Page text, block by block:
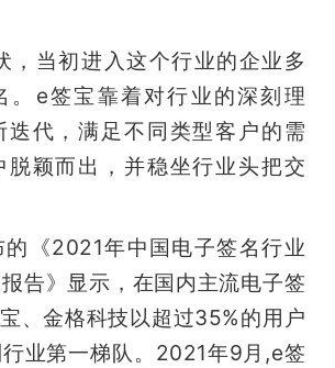
，当初进入这个行业的企业多
。e签宝靠着对行业的深刻理
迭代，满足不同类型客户的需
脱颖而出，并稳坐行业头把交
《2021年中国电子签名行业
告》显示，在国内主流电子签
、金格科技以超过35%的用户
业第一梯队。2021年9月,e签